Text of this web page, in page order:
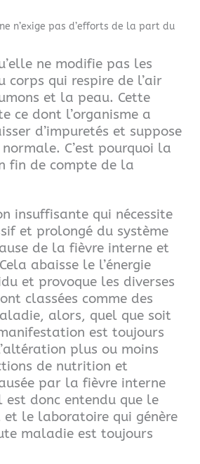
n’exige pas d’efforts de la part du
ne modifie pas les
corps qui respire de l’air
et la peau. Cette
ce dont l’organisme a
d’impuretés et suppose
C’est pourquoi la
fin de compte de la
insuffisante qui nécessite
et prolongé du système
de la fièvre interne et
abaisse le l’énergie
et provoque les diverses
classées comme des
alors, quel que soit
est toujours
plus ou moins
de nutrition et
par la fièvre interne
est donc entendu que le
le laboratoire qui génère
maladie est toujours